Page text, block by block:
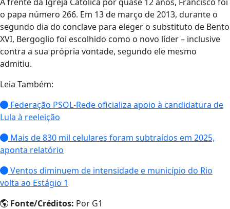
Jorge Mario Bergoglio,
o papa Francisco,
morreu aos 88 anos às
2h35 pelo horário de
Brasília, 7h35 pelo
horário local, desta
segunda-feira (21). As
confirmadas pelo
Vaticano. O pontífice
máximo da Igreja
Católica por 12 anos.
"O Bispo de Roma,
Francisco, retornou à
casa do Pai. Toda a